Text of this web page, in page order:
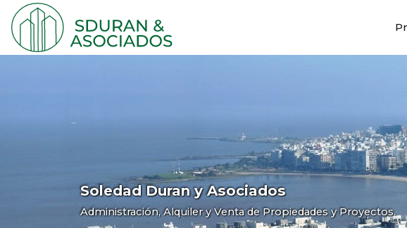
Soledad Duran y Asociados
Administración, Alquiler y Venta de Propiedades y Proyectos.